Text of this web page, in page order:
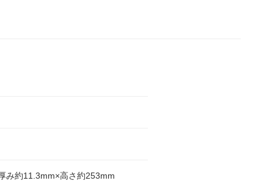
み約11.3mm×高さ約253mm